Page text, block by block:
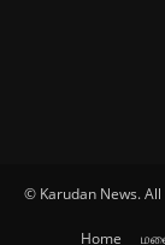
© Karudan News.
Home